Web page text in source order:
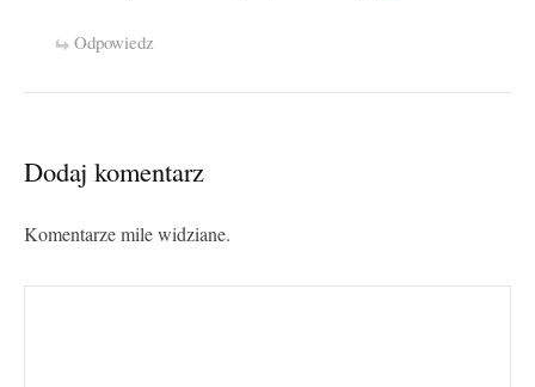
Odpowiedz
Dodaj komentarz
Komentarze mile widziane.